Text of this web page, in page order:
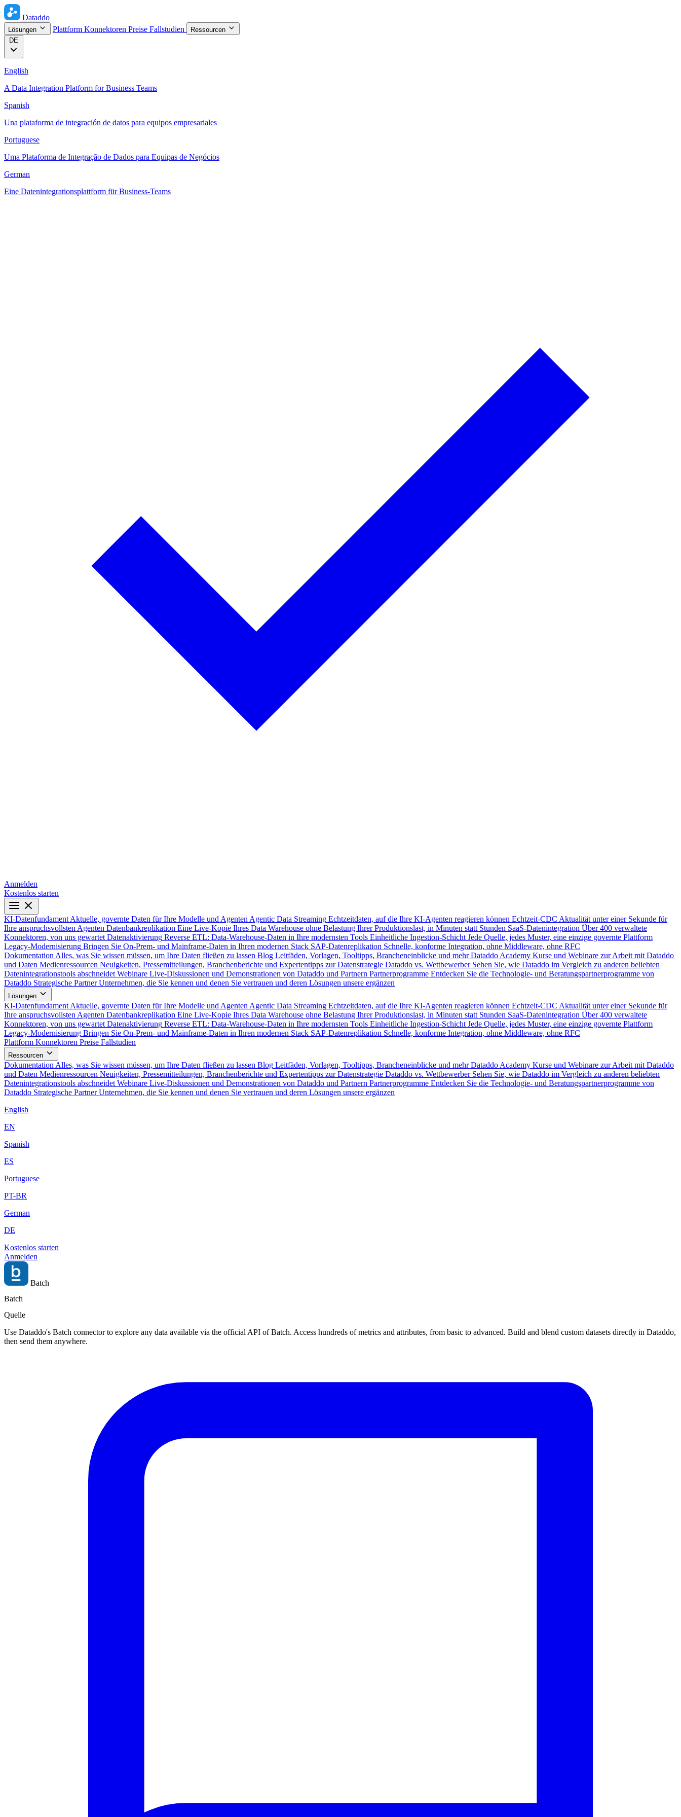
Dataddo
Lösungen Plattform Konnektoren Preise Fallstudien
Ressourcen
DE
English
A Data Integration Platform for Business Teams
Spanish
Una plataforma de integración de datos para equipos empresariales
Portuguese
Uma Plataforma de Integração de Dados para Equipas de Negócios
German
Eine Datenintegrationsplattform für Business-Teams
Anmelden
Kostenlos starten
KI-Datenfundament Aktuelle, governte Daten für Ihre Modelle und Agenten Agentic Data Streaming Echtzeitdaten, auf die Ihre KI-Agenten reagieren können Echtzeit-CDC Aktualität unter einer Sekunde für
Ihre anspruchsvollsten Agenten Datenbankreplikation Eine Live-Kopie Ihres Data Warehouse ohne Belastung Ihrer Produktionslast, in Minuten statt Stunden SaaS-Datenintegration Über 400 verwaltete
Konnektoren, von uns gewartet Datenaktivierung Reverse ETL: Data-Warehouse-Daten in Ihre modernsten Tools Einheitliche Ingestion-Schicht Jede Quelle, jedes Muster, eine einzige governte Plattform
Legacy-Modernisierung Bringen Sie On-Prem- und Mainframe-Daten in Ihren modernen Stack SAP-Datenreplikation Schnelle, konforme Integration, ohne Middleware, ohne RFC
Dokumentation Alles, was Sie wissen müssen, um Ihre Daten fließen zu lassen Blog Leitfäden, Vorlagen, Tooltipps, Brancheneinblicke und mehr Dataddo Academy Kurse und Webinare zur Arbeit mit Dataddo
und Daten Medienressourcen Neuigkeiten, Pressemitteilungen, Branchenberichte und Expertentipps zur Datenstrategie Dataddo vs. Wettbewerber Sehen Sie, wie Dataddo im Vergleich zu anderen beliebten
Datenintegrationstools abschneidet Webinare Live-Diskussionen und Demonstrationen von Dataddo und Partnern Partnerprogramme Entdecken Sie die Technologie- und Beratungspartnerprogramme von
Dataddo Strategische Partner Unternehmen, die Sie kennen und denen Sie vertrauen und deren Lösungen unsere ergänzen
Lösungen
KI-Datenfundament Aktuelle, governte Daten für Ihre Modelle und Agenten Agentic Data Streaming Echtzeitdaten, auf die Ihre KI-Agenten reagieren können Echtzeit-CDC Aktualität unter einer Sekunde für
Ihre anspruchsvollsten Agenten Datenbankreplikation Eine Live-Kopie Ihres Data Warehouse ohne Belastung Ihrer Produktionslast, in Minuten statt Stunden SaaS-Datenintegration Über 400 verwaltete
Konnektoren, von uns gewartet Datenaktivierung Reverse ETL: Data-Warehouse-Daten in Ihre modernsten Tools Einheitliche Ingestion-Schicht Jede Quelle, jedes Muster, eine einzige governte Plattform
Legacy-Modernisierung Bringen Sie On-Prem- und Mainframe-Daten in Ihren modernen Stack SAP-Datenreplikation Schnelle, konforme Integration, ohne Middleware, ohne RFC
Plattform Konnektoren Preise Fallstudien
Ressourcen
Dokumentation Alles, was Sie wissen müssen, um Ihre Daten fließen zu lassen Blog Leitfäden, Vorlagen, Tooltipps, Brancheneinblicke und mehr Dataddo Academy Kurse und Webinare zur Arbeit mit Dataddo
und Daten Medienressourcen Neuigkeiten, Pressemitteilungen, Branchenberichte und Expertentipps zur Datenstrategie Dataddo vs. Wettbewerber Sehen Sie, wie Dataddo im Vergleich zu anderen beliebten
Datenintegrationstools abschneidet Webinare Live-Diskussionen und Demonstrationen von Dataddo und Partnern Partnerprogramme Entdecken Sie die Technologie- und Beratungspartnerprogramme von
Dataddo Strategische Partner Unternehmen, die Sie kennen und denen Sie vertrauen und deren Lösungen unsere ergänzen
English
EN
Spanish
ES
Portuguese
PT-BR
German
DE
Kostenlos starten
Anmelden
Batch
Batch
Quelle
Use Dataddo's Batch connector to explore any data available via the official API of Batch. Access hundreds of metrics and attributes, from basic to advanced. Build and blend custom datasets directly in Dataddo,
then send them anywhere.